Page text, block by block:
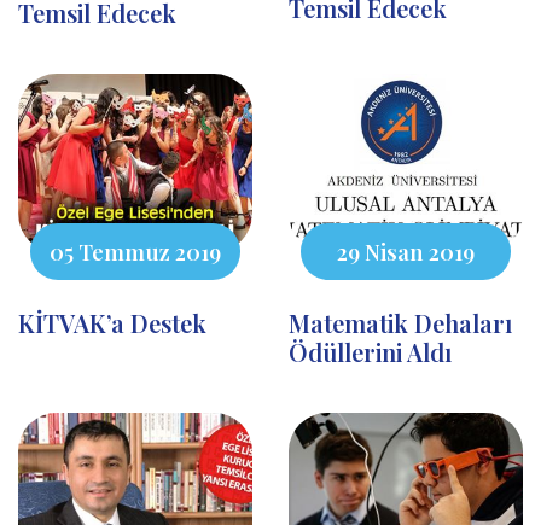
Temsil Edecek
Temsil Edecek
05 Temmuz 2019
KİTVAK’a Destek
29 Nisan 2019
Matematik Dehaları
Ödüllerini Aldı